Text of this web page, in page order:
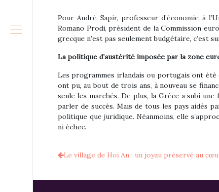
Pour André Sapir, professeur d’économie à
Romano Prodi, président de la Commission
grecque n’est pas seulement budgétaire, c’est
La politique d’austérité imposée par la zone
Les programmes irlandais ou portugais ont été
ont pu, au bout de trois ans, à nouveau se
seule les marchés. De plus, la Grèce a subi
parler de succès. Mais de tous les pays aidés
politique que juridique. Néanmoins, elle
ni échec.
Le village de Hoi An : un joyau préservé au